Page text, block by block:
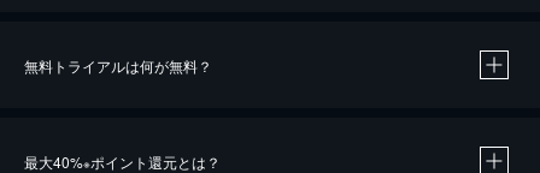
無料トライアルは何が無料？
最大40%※ポイント還元とは？